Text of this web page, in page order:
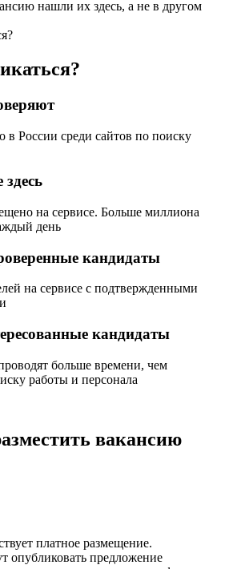
нашли их здесь, а не в другом
в России среди сайтов по поиску
на сервисе. Больше миллиона
день
кандидаты
на сервисе с подтвержденными
кандидаты
больше времени, чем
работы и персонала
вакансию
платное размещение.
опубликовать предложение